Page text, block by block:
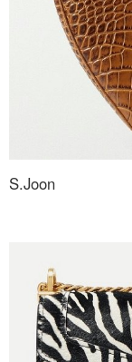
S.Joon